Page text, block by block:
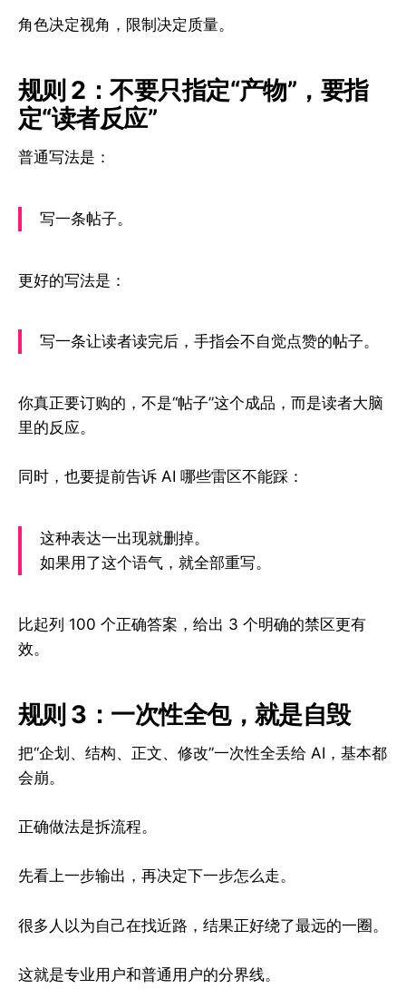
角色决定视角，限制决定质量。
规则 2：不要只指定“产物”，要指
定“读者反应”
普通写法是：
写一条帖子。
更好的写法是：
写一条让读者读完后，手指会不自觉点赞的帖子。
你真正要订购的，不是“帖子”这个成品，而是读者大脑
里的反应。
同时，也要提前告诉 AI 哪些雷区不能踩：
这种表达一出现就删掉。
如果用了这个语气，就全部重写。
比起列 100 个正确答案，给出 3 个明确的禁区更有
效。
规则 3：一次性全包，就是自毁
把“企划、结构、正文、修改”一次性全丢给 AI，基本都
会崩。
正确做法是拆流程。
先看上一步输出，再决定下一步怎么走。
很多人以为自己在找近路，结果正好绕了最远的一圈。
这就是专业用户和普通用户的分界线。